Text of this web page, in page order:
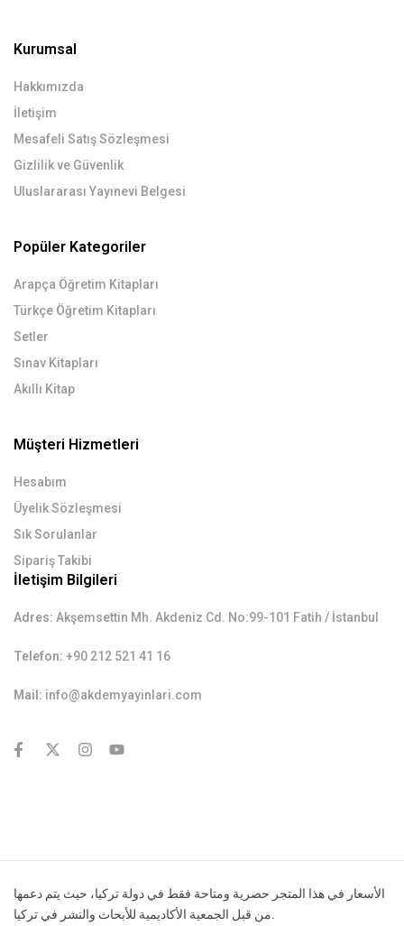
Kurumsal
Hakkımızda
İletişim
Mesafeli Satış Sözleşmesi
Gizlilik ve Güvenlik
Uluslararası Yayınevi Belgesi
Popüler Kategoriler
Arapça Öğretim Kitapları
Türkçe Öğretim Kitapları
Setler
Sınav Kitapları
Akıllı Kitap
Müşteri Hizmetleri
Hesabım
Üyelik Sözleşmesi
Sık Sorulanlar
Sipariş Takibi
İletişim Bilgileri
Adres: Akşemsettin Mh. Akdeniz Cd. No:99-101 Fatih / İstanbul
Telefon: +90 212 521 41 16
Mail: info@akdemyayinlari.com
الأسعار في هذا المتجر حصرية ومتاحة فقط في دولة تركيا، حيث يتم دعمها
من قبل الجمعية الأكاديمية للأبحاث والنشر في تركيا.